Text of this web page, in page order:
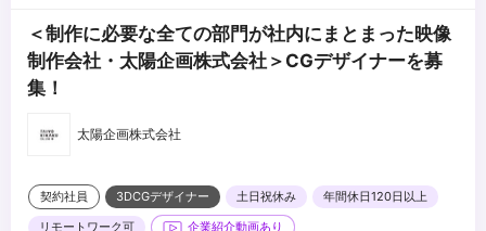
＜制作に必要な全ての部門が社内にまとまった映像
制作会社・太陽企画株式会社＞CGデザイナーを募
集！
太陽企画株式会社
契約社員 3DCGデザイナー 土日祝休み
年間休日120日以上
リモートワーク可
企業紹介動画あり